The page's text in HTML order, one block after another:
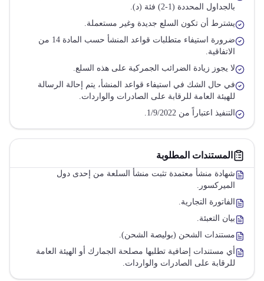
بالجداول المحددة (1-2) فئة (د).
يشترط أن تكون السلع جديدة وغير مستعملة.
ضرورة استيفاء متطلبات قواعد المنشأ حسب المادة 14 من
الاتفاقية.
لا يجوز زيادة الضرائب الجمركية على هذه السلع.
في حال الشك في استيفاء قواعد المنشأ، يتم إحالة الرسالة
للهيئة العامة للرقابة على الصادرات والواردات.
التنفيذ اعتباراً من 1/9/2022.
المستندات المطلوبة
شهادة منشأ معتمدة تثبت منشأ السلعة من إحدى دول
الميركسور.
الفاتورة التجارية.
بيان التعبئة.
مستندات الشحن (بوليصة الشحن).
أي مستندات إضافية تطلبها مصلحة الجمارك أو الهيئة العامة
للرقابة على الصادرات والواردات.